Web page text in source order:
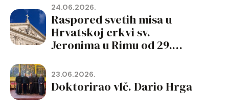
24.06.2026.
Raspored svetih misa u
Hrvatskoj crkvi sv.
Jeronima u Rimu od 29.
23.06.2026.
Doktorirao vlč. Dario Hrga